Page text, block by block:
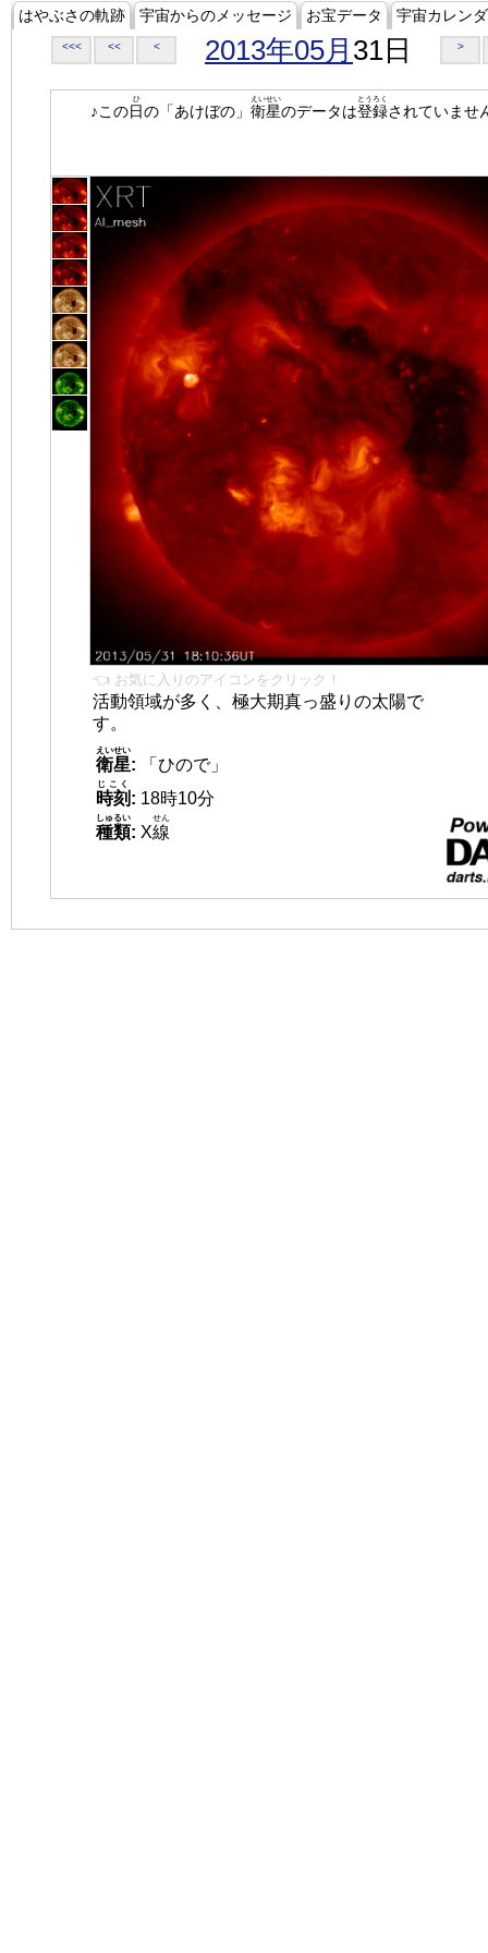
はやぶさの軌跡 宇宙からのメッセージ お宝データ 宇宙カレン
<<< << < 2013年05月 31日 >
♪この日
ひ
の「あけぼの」 衛星
えいせい
のデータは登録
とうろく
されていませ
👈 お気に入りのアイコンをクリック！
活動領域が多く、極大期真っ盛りの太陽で
す。
衛星
えいせい
:
「ひので」
時刻
じこく
: 18時10分
種類
しゅるい
: X線
せん